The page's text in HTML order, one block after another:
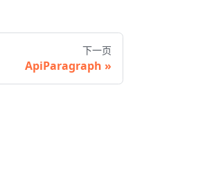
下一页
ApiParagraph